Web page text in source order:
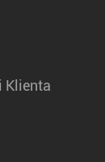
Klienta